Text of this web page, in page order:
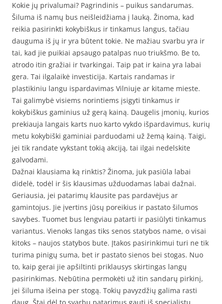
Kokie jų privalumai? Pagrindinis – puikus sandarumas.
Šiluma iš namų bus neišleidžiama į lauką. Žinoma, kad
reikia pasirinkti kokybiškus ir tinkamus langus, tačiau
dauguma iš jų ir yra būtent tokie. Ne mažiau svarbu yra ir
tai, kad jie puikiai apsaugo patalpas nuo triukšmo. Be to,
atrodo itin gražiai ir tvarkingai. Taip pat ir kaina yra labai
gera. Tai ilgalaikė investicija. Kartais randamas ir
plastikiniu langu ispardavimas Vilniuje ar kitame mieste.
Tai galimybė visiems norintiems įsigyti tinkamus ir
kokybiškus gaminius už gerą kainą. Daugelis įmonių, kurios
prekiauja langais karts nuo karto vykdo išpardavimus, kurių
metu kokybiški gaminiai parduodami už žemą kainą. Taigi,
jei tik randate vykstant tokią akciją, tai ilgai nedelskite
galvodami.
Dažnai klausiama ką rinktis? Žinoma, juk pasiūla labai
didelė, todėl ir šis klausimas užduodamas labai dažnai.
Geriausia, jei patarimų klausite pas pardavėjus ar
gamintojus. Jie įvertins jūsų poreikius ir pastato šilumos
savybes. Tuomet bus lengviau patarti ir pasiūlyti tinkamus
variantus. Vienoks langas tiks senos statybos name, o visai
kitoks – naujos statybos bute. Įtakos pasirinkimui turi ne tik
turima pinigų suma, bet ir pastato sienos bei stogas. Nuo
to, kaip gerai jie apšiltinti priklausys skirtingas langų
pasirinkimas. Nebūtina permokėti už itin sandarų pirkinį,
jei šiluma išeina per stogą. Tokių pavyzdžių galima rasti